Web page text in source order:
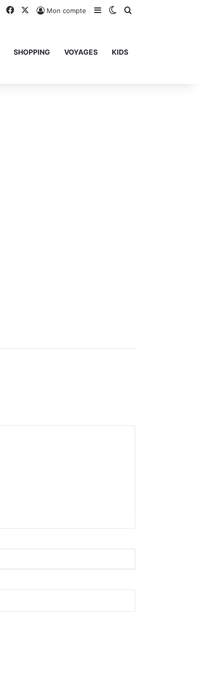
FacebookMon compte Sidebar (barre latérale)
Switch skin
SHOPPING VOYAGES KIDS